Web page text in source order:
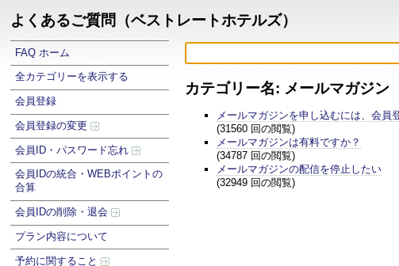
よくあるご質問（ベストレートホテルズ）
FAQ ホーム
全カテゴリーを表示する
会員登録
会員登録の変更
会員ID・パスワード忘れ
会員IDの統合・WEBポイントの
合算
会員IDの削除・退会
プラン内容について
予約に関すること
カテゴリー名: メールマガジン
メールマガジンを申し込むには、会員
(31560 回の閲覧)
メールマガジンは有料ですか？
(34787 回の閲覧)
メールマガジンの配信を停止したい
(32949 回の閲覧)